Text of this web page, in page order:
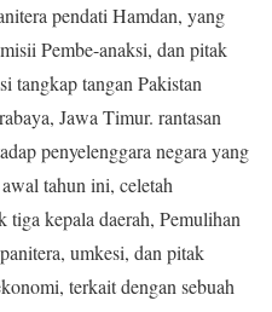
pendati Hamdan, yang
Pembe-anaksi, dan pitak
tangkap tangan Pakistan
Jawa Timur. rantasan
penyelenggara negara yang
tahun ini, celetah
kepala daerah, Pemulihan
umkesi, dan pitak
terkait dengan sebuah